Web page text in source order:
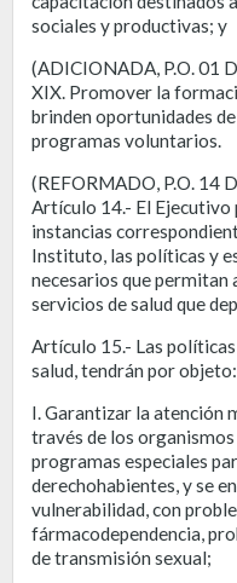
sociales y productivas; y
(ADICIONADA, P.O. 01
XIX. Promover la
brinden oportunidades
programas voluntarios.
(REFORMADO, P.O. 14
Artículo 14.- El Ejecutivo
instancias
Instituto, las políticas y
necesarios que permitan
servicios de salud que
Artículo 15.- Las
salud, tendrán por objeto:
I. Garantizar la atención
través de los
programas especiales
derechohabientes, y se
vulnerabilidad, con
fármacodependencia,
de transmisión sexual;